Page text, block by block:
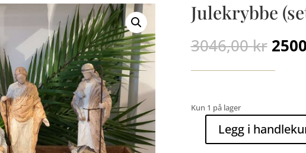
Julekrybbe
3046,00kr
pris
var:
Kun 1 på lager
JulekrybbeLegg i